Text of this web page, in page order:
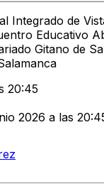
Integrado de
Educativo
Gitano de
20:45
2026 a las